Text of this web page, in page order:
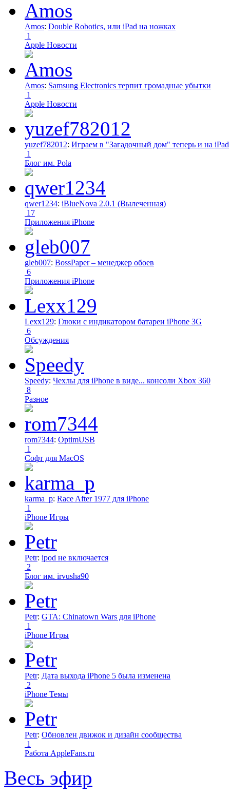
Amos: Double Robotics, или iPad на ножках
1
Apple Новости
Amos: Samsung Electronics терпит громадные убытки
1
Apple Новости
yuzef782012: Играем в "Загадочный дом" теперь и на iPad
1
Блог им. Pola
qwer1234: iBlueNova 2.0.1 (Вылеченная)
17
Приложения iPhone
gleb007: BossPaper – менеджер обоев
6
Приложения iPhone
Lexx129: Глюки с индикатором батареи iPhone 3G
6
Обсуждения
Speedy: Чехлы для iPhone в виде... консоли Xbox 360
8
Разное
rom7344: OptimUSB
1
Софт для MacOS
karma_p: Race After 1977 для iPhone
1
iPhone Игры
Petr: ipod не включается
2
Блог им. irvusha90
Petr: GTA: Chinatown Wars для iPhone
1
iPhone Игры
Petr: Дата выхода iPhone 5 была изменена
2
iPhone Темы
Petr: Обновлен движок и дизайн сообщества
1
Работа AppleFans.ru
Весь эфир